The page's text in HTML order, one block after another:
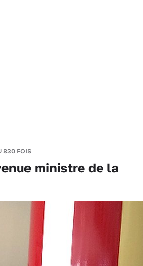
830 FOIS
ministre de la